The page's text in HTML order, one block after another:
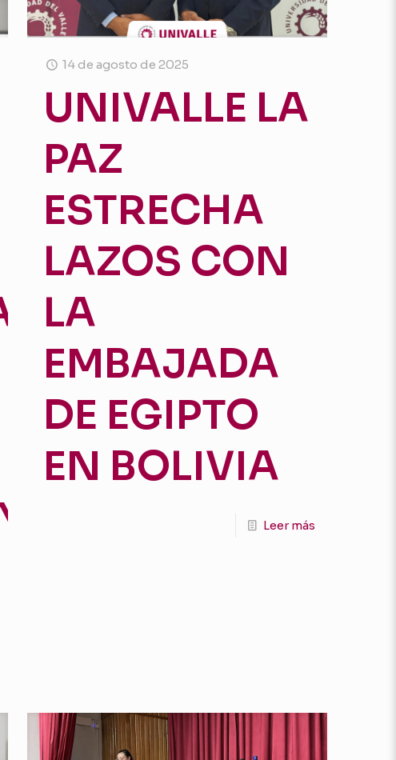
14 de agosto de 2025
UNIVALLE LA
PAZ
ESTRECHA
LAZOS CON
LA
EMBAJADA
DE EGIPTO
EN BOLIVIA
Leer más